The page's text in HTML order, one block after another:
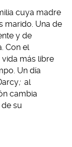
cuya madre
marido. Una de
y de
Con el
más libre
Un día
; al
cambia
su